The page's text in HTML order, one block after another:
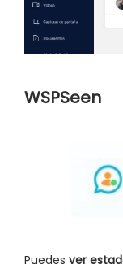
WSPSeen
Puedes ver